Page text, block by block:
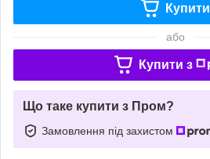
Купити
або
Купити з
Що таке купити з Пром?
Замовлення під захистом